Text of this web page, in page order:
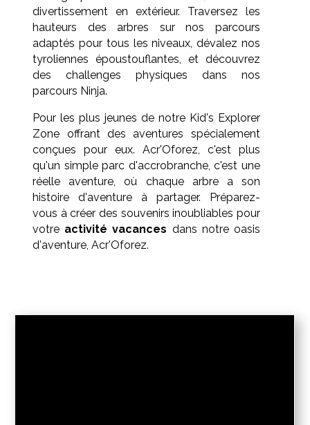
divertissement en extérieur. Traversez les
hauteurs des arbres sur nos parcours
adaptés pour tous les niveaux, dévalez nos
tyroliennes époustouflantes, et découvrez
des challenges physiques dans nos
parcours Ninja.
Pour les plus jeunes de notre Kid's Explorer
Zone offrant des aventures spécialement
conçues pour eux. Acr'Oforez, c'est plus
qu'un simple parc d'accrobranche, c'est une
réelle aventure, où chaque arbre a son
histoire d'aventure à partager. Préparez-
vous à créer des souvenirs inoubliables pour
votre activité vacances dans notre oasis
d'aventure, Acr'Oforez.